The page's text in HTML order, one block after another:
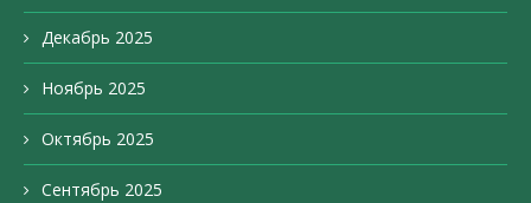
Декабрь 2025
Ноябрь 2025
Октябрь 2025
Сентябрь 2025